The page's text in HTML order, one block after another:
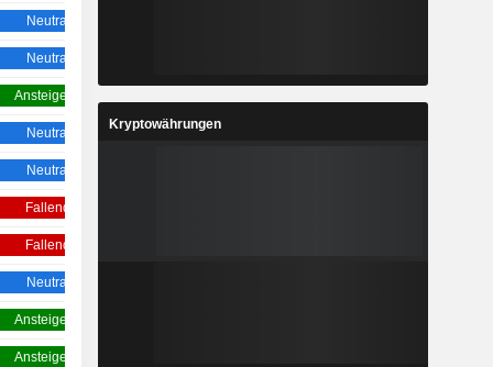
Neutral
Neutral
Ansteigend
Neutral Neutral
Neutral
Fallend
Fallend
Neutral
Ansteigend
Ansteigend
Kryptowährungen